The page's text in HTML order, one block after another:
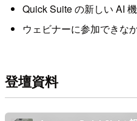
Quick Suite の新しい AI
ウェビナーに参加できな
登壇資料